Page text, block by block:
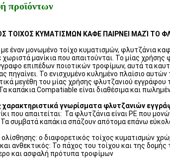
προϊόντων
ΤΟΙΧΟΣ ΚΥΜΑΤΙΣΜΩΝ ΚΑΦΕ ΠΑΙΡΝΕΙ ΜΑΖΊ ΤΟ
με έναν μονωμένο τοίχο κυματισμών, φλυτζάνια
μανίκια που απαιτούνται. Το μίας χρήσης
επιπέδων ποιοτικών τροφίμων, αυτά τα
πηγαίνει. Το ενισχυμένο κυλημένο πλαίσιο
μεγέθη του μίας χρήσης φλυτζανιού
καπάκια Compatiable είναι διαθέσιμα και
χαρακτηριστικά γνωρίσματα φλυτζανιών
που απαιτείται: Τα φλυτζάνια είναι PE που
συμβατά καπάκια σπάζουν απότομα επάνω
ολίσθησης: ο διαφορετικός τοίχος κυματισμών
ανθεκτικός: Το πάχος του τοίχου και της
και ασφαλή πρότυπα τροφίμων